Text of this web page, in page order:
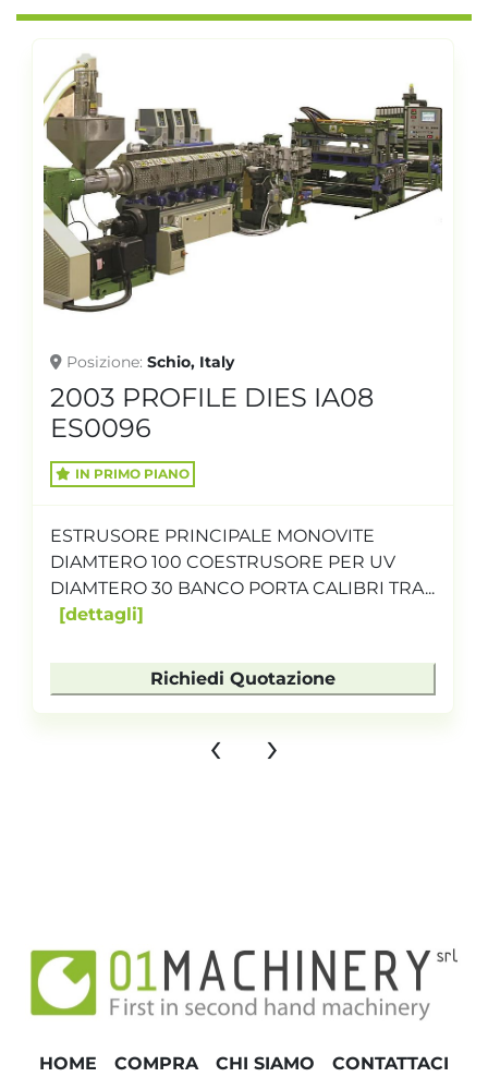
Posizione Schio, Italy
2003 PROFILE DIES IA08
ES0096
IN PRIMO PIANO
ESTRUSORE PRINCIPALE MONOVITE
DIAMTERO 100 COESTRUSORE PER UV
DIAMTERO 30 BANCO PORTA CALIBRI TRA...
dettagli
Richiedi Quotazione
‹ ›
HOME COMPRA CHI SIAMO CONTATTACI